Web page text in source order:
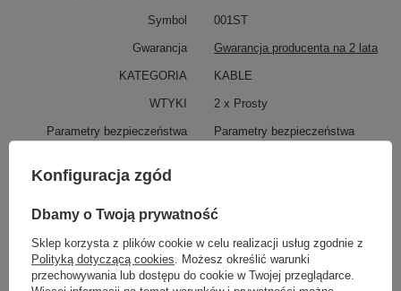
Symbol 001ST
Gwarancja Gwarancja producenta na 2 lata
KATEGORIA KABLE
WTYKI 2 x Prosty
Parametry bezpieczeństwa Parametry bezpieczeństwa
GWARANCJA PRODUCENTA NA 2 LATA
miesięcy od daty zakupu. Skontaktuj się ze sklepem za
pośrednictwem formularza reklamacji abyzamówić kuriera który
odbierze sprzęt z Twojego domu.
Konfiguracja zgód
Dbamy o Twoją prywatność
Sklep korzysta z plików cookie w celu realizacji usług zgodnie z
Polityką dotyczącą cookies . Możesz określić warunki
przechowywania lub dostępu do cookie w Twojej przeglądarce.